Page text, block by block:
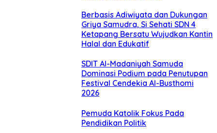
Berbasis Adiwiyata dan Dukungan
Griya Samudra, Si Sehati SDN 4
Ketapang Bersatu Wujudkan Kantin
Halal dan Edukatif
SDIT Al-Madaniyah Samuda
Dominasi Podium pada Penutupan
Festival Cendekia Al-Busthomi
2026
Pemuda Katolik Fokus Pada
Pendidikan Politik